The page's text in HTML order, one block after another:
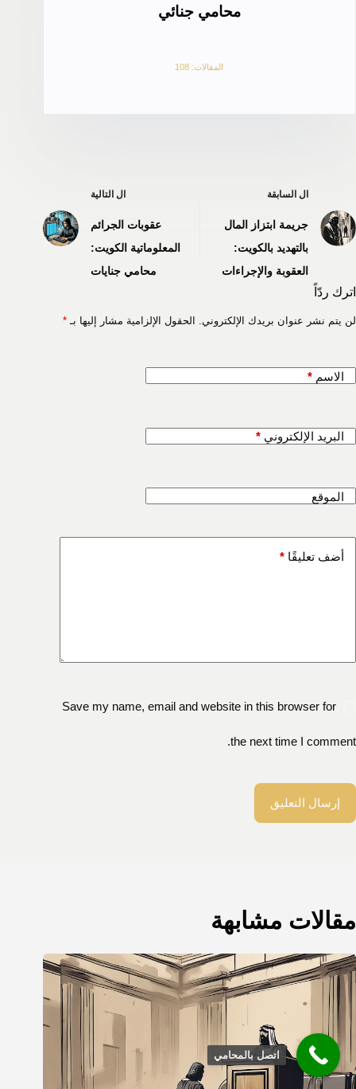
محامي جنائي
المقالات: 108
ال السابقة
جريمة ابتزاز المال
بالتهديد بالكويت:
العقوبة والإجراءات
ال التالية
عقوبات الجرائم
المعلوماتية الكويت:
محامي جنايات
اترك ردّاً
لن يتم نشر عنوان بريدك الإلكتروني. الحقول الإلزامية مشار إليها بـ *
الاسم *
البريد الإلكتروني *
الموقع
أضف تعليقًا *
Save my name, email and website in this browser for
the next time I comment.
إرسال التعليق
مقالات مشابهة
اتصل بالمحامي